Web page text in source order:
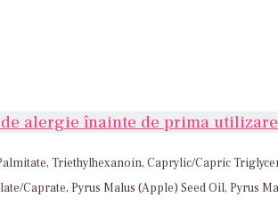
alergie înainte de prima
Triethylhexanoin, Caprylic/Capric
Caprate, Pyrus Malus (Apple) Seed Oil, Pyrus